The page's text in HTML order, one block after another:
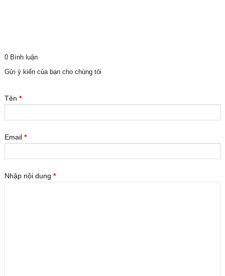
0 Bình luận
Gửi ý kiến của bạn cho chúng tôi
Tên *
Email *
Nhập nội dung *